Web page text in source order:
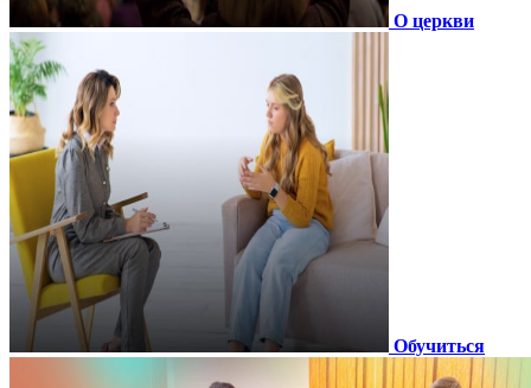
О церкви
Обучиться